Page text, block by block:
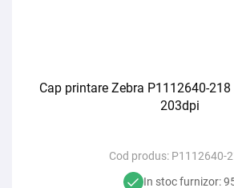
Cap printare Zebra P1112640-
203dpi
Cod produs: P1112640-
In stoc furnizor: